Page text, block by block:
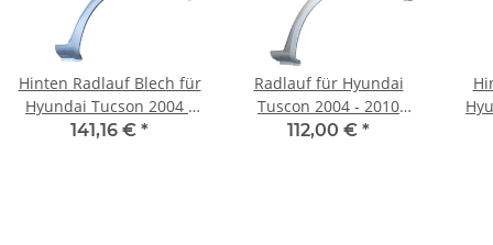
Hinten Radlauf Blech für
Hyundai Tucson 2004 -
2010 links
141,16 € *
Radlauf für Hyundai
Tuscon 2004 - 2010
hinten links
112,00 € *